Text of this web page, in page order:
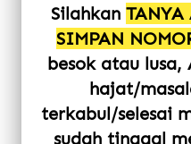
Silahkan
SIMPAN
besok atau
hajat/
terkabul/selesai
sudah tinggal